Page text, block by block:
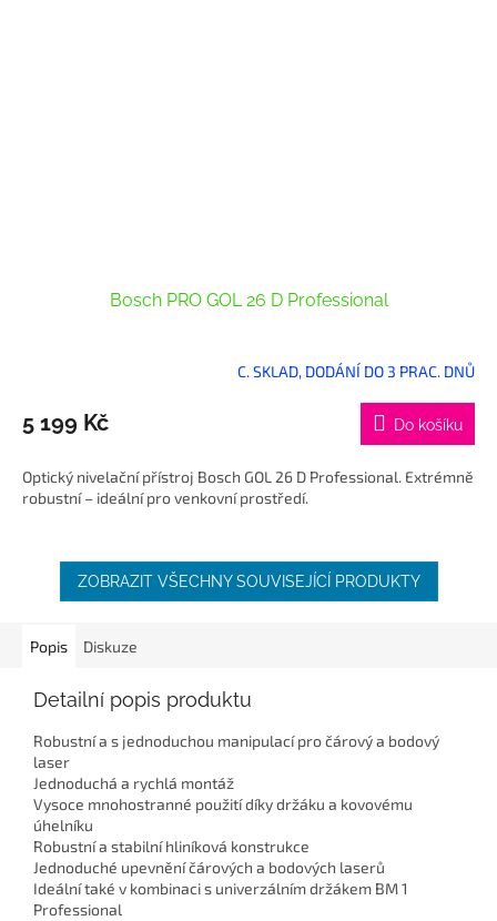
Bosch PRO GOL 26 D Professional
C. SKLAD, DODÁNÍ DO 3 PRAC. DNŮ
5 199 Kč Do košíku
Optický nivelační přístroj Bosch GOL 26 D Professional. Extrémně
robustní – ideální pro venkovní prostředí.
ZOBRAZIT VŠECHNY SOUVISEJÍCÍ PRODUKTY
Popis Diskuze
Detailní popis produktu
Robustní a s jednoduchou manipulací pro čárový a bodový
laser
Jednoduchá a rychlá montáž
Vysoce mnohostranné použití díky držáku a kovovému
úhelníku
Robustní a stabilní hliníková konstrukce
Jednoduché upevnění čárových a bodových laserů
Ideální také v kombinaci s univerzálním držákem BM 1
Professional